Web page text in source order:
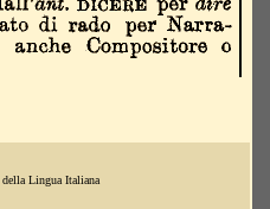
Lingua Italiana